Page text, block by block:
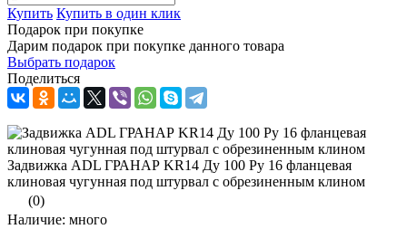
Купить Купить в один клик
Подарок при покупке
Дарим подарок при покупке данного товара
Выбрать подарок
Поделиться
Задвижка ADL ГРАНАР KR14 Ду 100 Ру 16 фланцевая
клиновая чугунная под штурвал с обрезиненным клином
(0)
Наличие: много